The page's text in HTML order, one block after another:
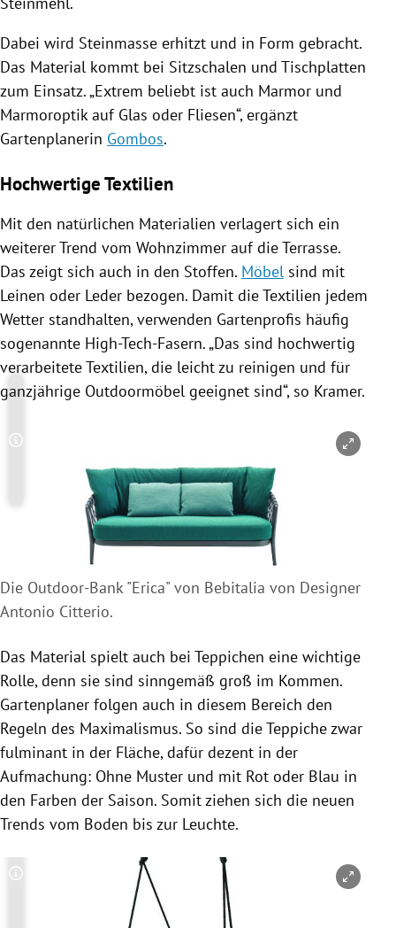
Dabei wird Steinmasse erhitzt und in Form gebracht.
Das Material kommt bei Sitzschalen und Tischplatten
zum Einsatz. „Extrem beliebt ist auch Marmor und
Marmoroptik auf Glas oder Fliesen“, ergänzt
Gartenplanerin Gombos.
Hochwertige Textilien
Mit den natürlichen Materialien verlagert sich ein
weiterer Trend vom Wohnzimmer auf die Terrasse.
Das zeigt sich auch in den Stoffen. Möbel sind mit
Leinen oder Leder bezogen. Damit die Textilien jedem
Wetter standhalten, verwenden Gartenprofis häufig
sogenannte High-Tech-Fasern. „Das sind hochwertig
verarbeitete Textilien, die leicht zu reinigen und für
ganzjährige Outdoormöbel geeignet sind“, so Kramer.
Copyright-Hinweis öffnen/schließen
Die Outdoor-Bank "Erica" von Bebitalia von Designer
Antonio Citterio.
Das Material spielt auch bei Teppichen eine wichtige
Rolle, denn sie sind sinngemäß groß im Kommen.
Gartenplaner folgen auch in diesem Bereich den
Regeln des Maximalismus. So sind die Teppiche zwar
fulminant in der Fläche, dafür dezent in der
Aufmachung: Ohne Muster und mit Rot oder Blau in
den Farben der Saison. Somit ziehen sich die neuen
Trends vom Boden bis zur Leuchte.
Copyright-Hinweis öffnen/schließen